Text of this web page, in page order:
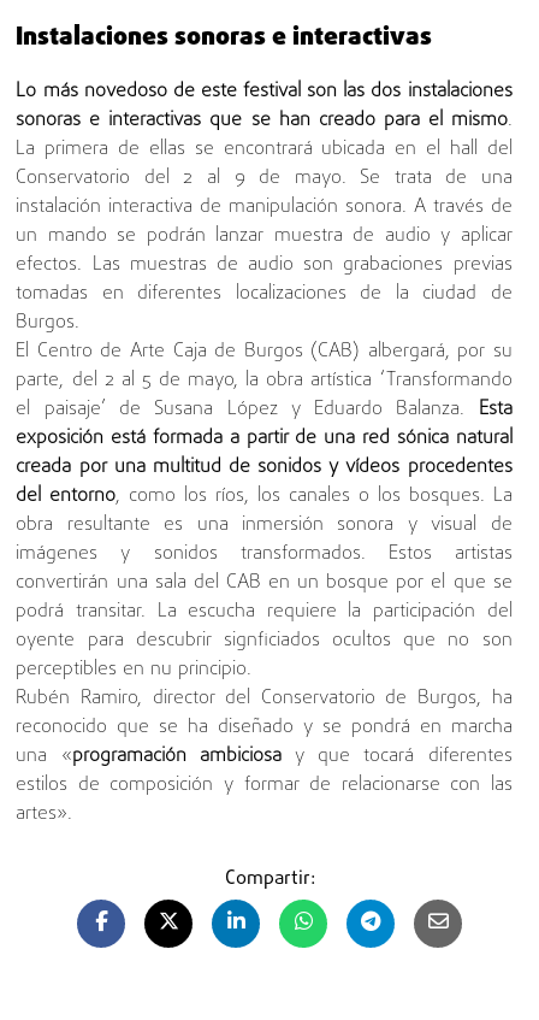
Instalaciones sonoras e interactivas
Lo más novedoso de este festival son las dos instalaciones
sonoras e interactivas que se han creado para el mismo.
La primera de ellas se encontrará ubicada en el hall del
Conservatorio del 2 al 9 de mayo. Se trata de una
instalación interactiva de manipulación sonora. A través de
un mando se podrán lanzar muestra de audio y aplicar
efectos. Las muestras de audio son grabaciones previas
tomadas en diferentes localizaciones de la ciudad de
Burgos.
El Centro de Arte Caja de Burgos (CAB) albergará, por su
parte, del 2 al 5 de mayo, la obra artística ‘Transformando
el paisaje’ de Susana López y Eduardo Balanza. Esta
exposición está formada a partir de una red sónica natural
creada por una multitud de sonidos y vídeos procedentes
del entorno, como los ríos, los canales o los bosques. La
obra resultante es una inmersión sonora y visual de
imágenes y sonidos transformados. Estos artistas
convertirán una sala del CAB en un bosque por el que se
podrá transitar. La escucha requiere la participación del
oyente para descubrir signficiados ocultos que no son
perceptibles en nu principio.
Rubén Ramiro, director del Conservatorio de Burgos, ha
reconocido que se ha diseñado y se pondrá en marcha
una «programación ambiciosay que tocará diferentes
estilos de composición y formar de relacionarse con las
artes».
Compartir: